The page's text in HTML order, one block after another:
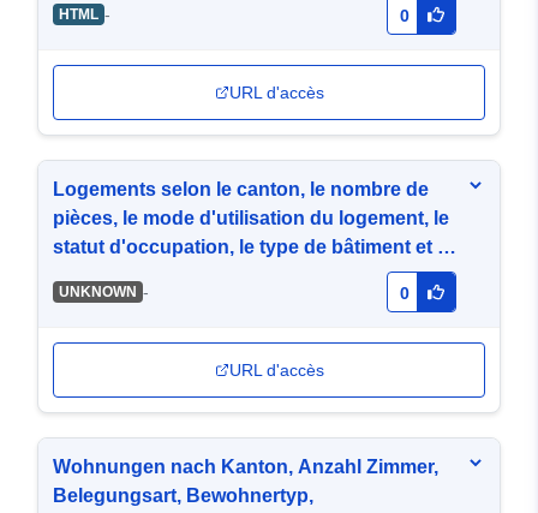
HTML - 0
URL d'accès
Logements selon le canton, le nombre de
pièces, le mode d'utilisation du logement, le
statut d'occupation, le type de bâtiment et le
UNKNOWN - 0
URL d'accès
Wohnungen nach Kanton, Anzahl Zimmer,
Belegungsart, Bewohnertyp,